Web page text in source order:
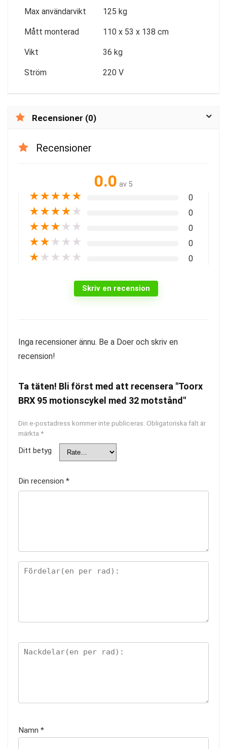
Max användarvikt 125 kg
Mått monterad 110 x 53 x 138 cm
Vikt 36 kg
Ström 220 V
Recensioner (0)
Recensioner
0.0 av 5
★★★★★ 0
★★★★ ★ 0
★★★ ★ ★ 0
★★ ★ ★ ★ 0
★ ★ ★ ★ ★ 0
Skriv en recension
Inga recensioner ännu. Be a Doer och skriv en
recension!
Ta täten! Bli först med att recensera "Toorx
BRX 95 motionscykel med 32 motstånd"
Din e-postadress kommer inte publiceras. Obligatoriska fält är
märkta *
Ditt betyg
Din recension *
Namn *